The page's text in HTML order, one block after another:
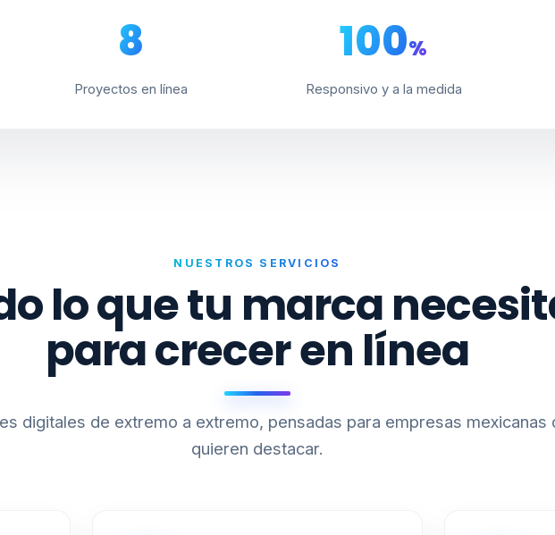
8
Proyectos en línea
100%
Responsivo y a la medida
NUESTROS SERVICIOS
lo que tu marca
para crecer en línea
digitales de extremo a extremo, pensadas para empresas mexicanas
quieren destacar.